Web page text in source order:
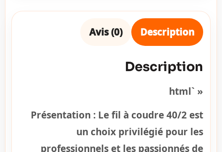
Description
Avis (0)
Description
« `html
Présentation : Le fil à coudre 40/2 est
un choix privilégié pour les
professionnels et les passionnés de